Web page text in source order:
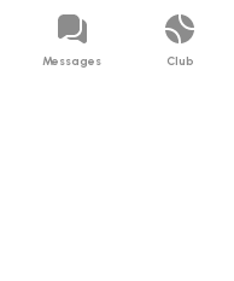
Messages Club